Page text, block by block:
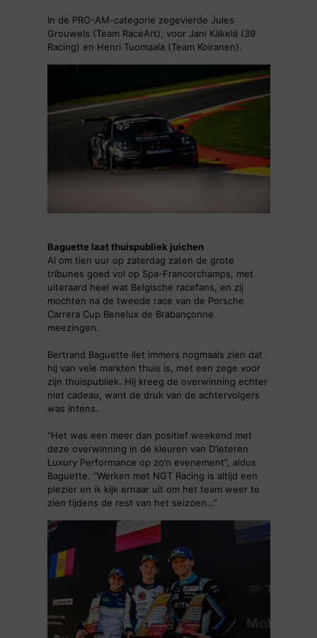
In de PRO-AM-categorie zegevierde Jules
Grouwels (Team RaceArt), voor Jani Käkelä (39
Racing) en Henri Tuomaala (Team Koiranen).
Baguette laat thuispubliek juichen
Al om tien uur op zaterdag zaten de grote
tribunes goed vol op Spa-Francorchamps, met
uiteraard heel wat Belgische racefans, en zij
mochten na de tweede race van de Porsche
Carrera Cup Benelux de Brabançonne
meezingen.
Bertrand Baguette liet immers nogmaals zien dat
hij van vele markten thuis is, met een zege voor
zijn thuispubliek. Hij kreeg de overwinning echter
niet cadeau, want de druk van de achtervolgers
was intens.
“Het was een meer dan positief weekend met
deze overwinning in de kleuren van D’Ieteren
Luxury Performance op zo’n evenement”, aldus
Baguette. “Werken met NGT Racing is altijd een
plezier en ik kijk ernaar uit om het team weer te
zien tijdens de rest van het seizoen…”